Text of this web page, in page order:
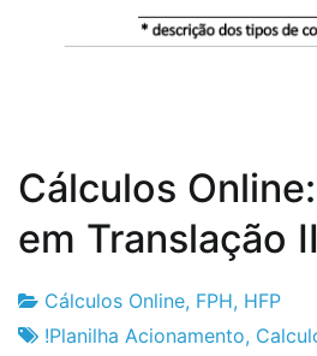
Cálculos
em Translação II
Fabrica
26
Cálculos Online, FPH, HFP
!Planilha Acionamento,